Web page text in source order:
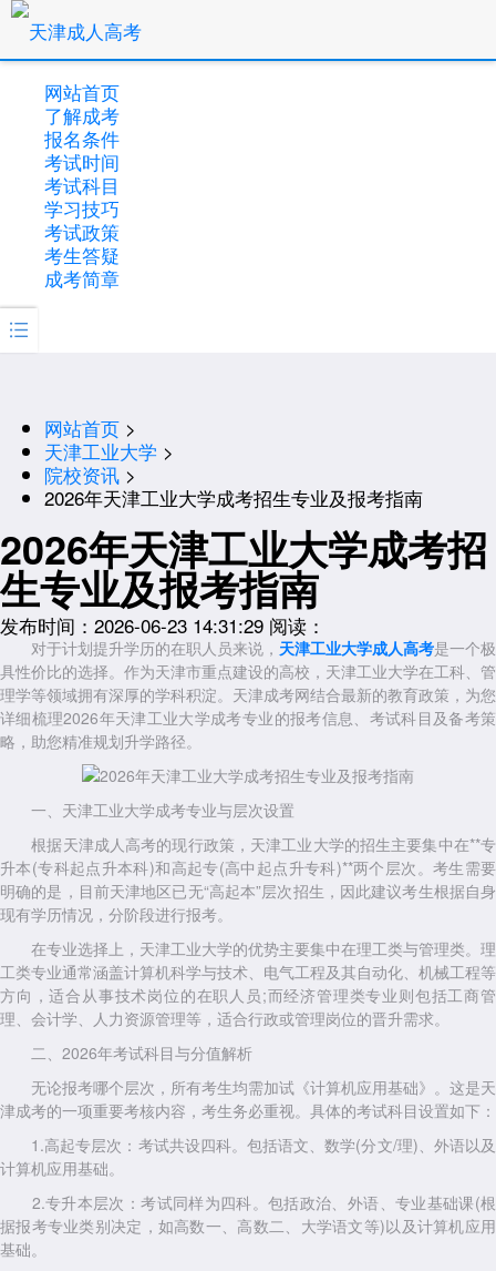
网站首页
了解成考
报名条件
考试时间
考试科目
学习技巧
考试政策
考生答疑
成考简章

网站首页 >
天津工业大学 >
院校资讯 >
2026年天津工业大学成考招生专业及报考指南
2026年天津工业大学成考招
生专业及报考指南
发布时间：2026-06-23 14:31:29 阅读：
对于计划提升学历的在职人员来说， 天津工业大学成人高考是一个极
具性价比的选择。作为天津市重点建设的高校，天津工业大学在工科、管
理学等领域拥有深厚的学科积淀。天津成考网结合最新的教育政策，为您
详细梳理2026年天津工业大学成考专业的报考信息、考试科目及备考策
略，助您精准规划升学路径。
一、天津工业大学成考专业与层次设置
根据天津成人高考的现行政策，天津工业大学的招生主要集中在**专
升本(专科起点升本科)和高起专(高中起点升专科)**两个层次。考生需要
明确的是，目前天津地区已无“高起本”层次招生，因此建议考生根据自身
现有学历情况，分阶段进行报考。
在专业选择上，天津工业大学的优势主要集中在理工类与管理类。理
工类专业通常涵盖计算机科学与技术、电气工程及其自动化、机械工程等
方向，适合从事技术岗位的在职人员;而经济管理类专业则包括工商管
理、会计学、人力资源管理等，适合行政或管理岗位的晋升需求。
二、2026年考试科目与分值解析
无论报考哪个层次，所有考生均需加试《计算机应用基础》。这是天
津成考的一项重要考核内容，考生务必重视。具体的考试科目设置如下：
1.高起专层次：考试共设四科。包括语文、数学(分文/理)、外语以及
计算机应用基础。
2.专升本层次：考试同样为四科。包括政治、外语、专业基础课(根
据报考专业类别决定，如高数一、高数二、大学语文等)以及计算机应用
基础。